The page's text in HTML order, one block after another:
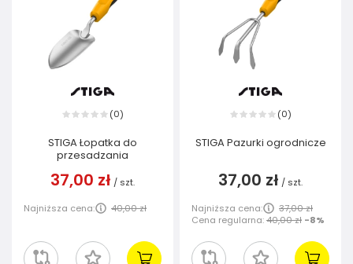
(0)
STIGA Łopatka do
przesadzania
37,00 zł / szt.
Najniższa cena: 40,00 zł
(0)
STIGA Pazurki ogrodnicze
37,00 zł / szt.
Najniższa cena:
37,00 zł
Cena regularna:40,00 zł -8%